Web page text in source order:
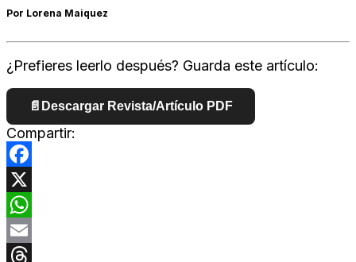
Por Lorena Maiquez
¿Prefieres leerlo después? Guarda este artículo:
📄 Descargar Revista/Artículo PDF
Compartir:
Facebook
X
WhatsApp
Email